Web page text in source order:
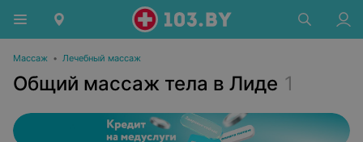
Массаж • Лечебный массаж
Общий массаж тела в Лиде 1